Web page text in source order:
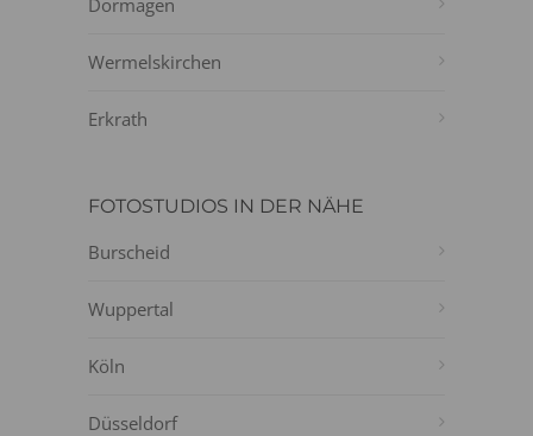
Dormagen
Wermelskirchen
Erkrath
FOTOSTUDIOS IN DER NÄHE
Burscheid
Wuppertal
Köln
Düsseldorf